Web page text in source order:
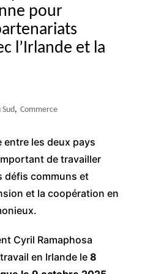
pour
l’Irlande et la
, Commerce
les deux pays
de travailler
défis communs et
et la coopération en
Cyril Ramaphosa
en Irlande le 8